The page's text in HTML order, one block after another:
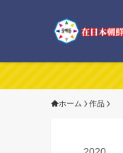
ホーム 作品